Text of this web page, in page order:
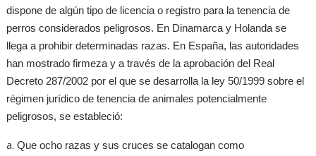
dispone de algún tipo de licencia o registro para la tenencia de
perros considerados peligrosos. En Dinamarca y Holanda se
llega a prohibir determinadas razas. En España, las autoridades
han mostrado firmeza y a través de la aprobación del Real
Decreto 287/2002 por el que se desarrolla la ley 50/1999 sobre el
régimen jurídico de tenencia de animales potencialmente
peligrosos, se estableció:
Que ocho razas y sus cruces se catalogan como